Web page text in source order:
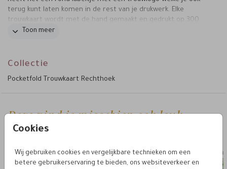
Cookies
Wij gebruiken cookies en vergelijkbare technieken om een
betere gebruikerservaring te bieden, ons websiteverkeer en
terug kunt laten komen in de rest van je drukwerk. Elke
trouwkaart wordt met de hand gemaakt en gedrukt op 300
grams papier. Daarnaast is deze pocketfold kaarten set
Bestel vandaag nog je favoriete trouwkaart en maak je
mapje te bestellen.
Toon meer
Collectie
Pocketfold Trouwkaart Rechthoek
Deze vind je misschien ook leuk
pocketfold kaart set